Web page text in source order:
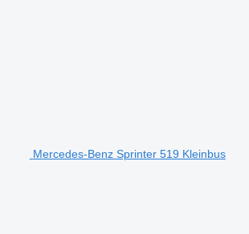
Mercedes-Benz Sprinter 519 Kleinbus